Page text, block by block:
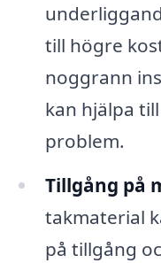
till högre
noggrann
kan hjälpa
problem.
Tillgång på
takmaterial
på tillgång